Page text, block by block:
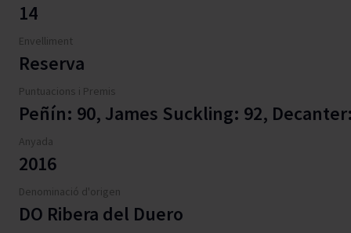
14
Envelliment
Reserva
Puntuacions i Premis
Peñín: 90, James Suckling: 92,
Anyada
2016
Denominació d'origen
DO Ribera del Duero